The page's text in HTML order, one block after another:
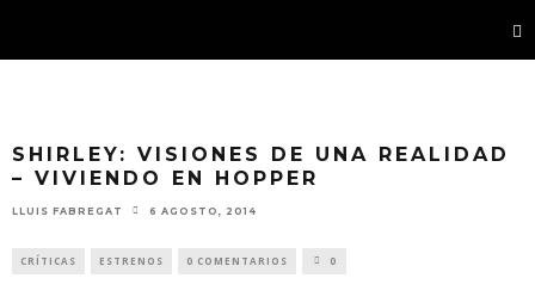
SHIRLEY: VISIONES DE UNA REALIDAD
– VIVIENDO EN HOPPER
LLUIS FABREGAT 6 AGOSTO, 2014
CRÍTICAS ESTRENOS 0 COMENTARIOS 0